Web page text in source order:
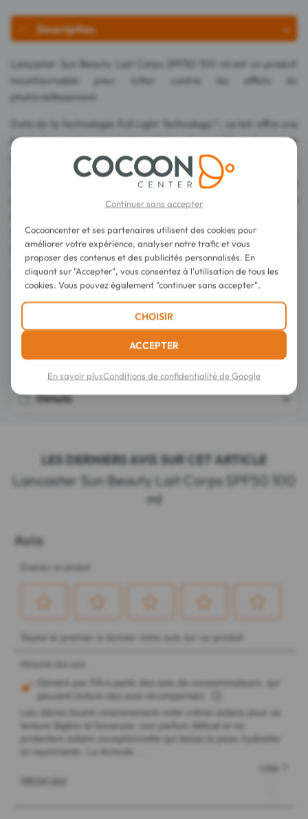
Description
Lancaster Sun Beauty Lait Corps SPF50 100 ml est un produit
incontournable pour lutter contre les effets du
photovieillissement.
Doté de la technologie Full Light Technology™, ce lait offre une
protection contre un spectre solaire, et garantit un bronzage
optimal en réduisant le temps d'exposition.
Sa texture légère et non grasse procure un confort immédiat et
laisse un fini invisible et velouté, pour une application agréable
Sa texture permet une application facile et confortable,
laissant la peau soyeuse et protégée en toutes circonstances.
Testé sous contrôle dermatologique.
Conseils d'utilisation
Composition
Détails
LES DERNIERS AVIS SUR CET ARTICLE
Lancaster Sun Beauty Lait Corps SPF50 100
ml
Continuer sans accepter
Cocooncenter et ses partenaires utilisent des cookies pour
améliorer votre expérience, analyser notre trafic et vous
proposer des contenus et des publicités personnalisés. En
cliquant sur "Accepter", vous consentez à l'utilisation de tous les
cookies. Vous pouvez également "continuer sans accepter".
CHOISIR
ACCEPTER
En savoir plusConditions de confidentialité de Google